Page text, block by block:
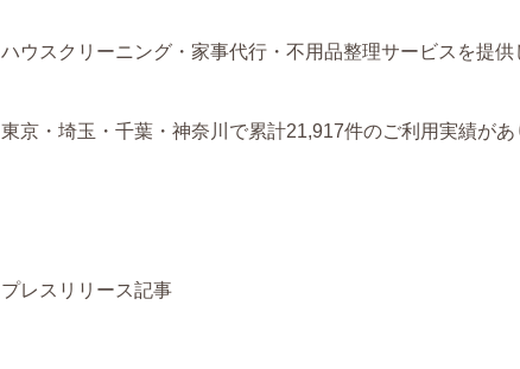
ハウスクリーニング・家事代行・不用品整理サービスを提供
東京・埼玉・千葉・神奈川で累計21,917件のご利用実績があ
プレスリリース記事